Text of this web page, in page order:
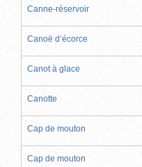
Canne-réservoir
Canoë d’écorce
Canot à glace
Canotte
Cap de mouton
Cap de mouton